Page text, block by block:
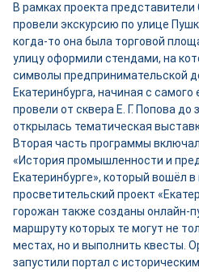
В рамках проекта представители
провели экскурсию по улице
когда-то она была торговой
улицу оформили стендами, на
символы предпринимательской
Екатеринбурга, начиная с
провели от сквера Е. Г. Попова
открылась тематическая
Вторая часть программы
«История промышленности и
Екатеринбурге», который вошёл в
просветительский проект
горожан также созданы онлайн-
маршруту которых те могут не
местах, но и выполнить квесты.
запустили портал с